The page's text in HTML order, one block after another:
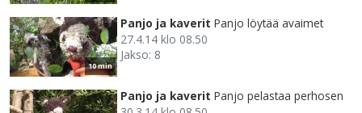
10 min
Panjo ja kaverit Panjo löytää avaimet
27.4.14 klo 08.50
Jakso: 8
Panjo ja kaverit Panjo pelastaa perhosen